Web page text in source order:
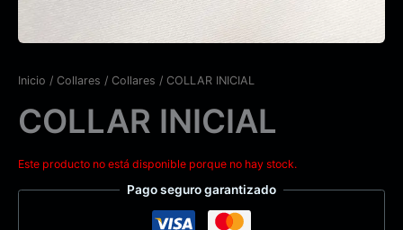
Inicio / Collares / Collares / COLLAR INICIAL
COLLAR INICIAL
Este producto no está disponible porque no hay stock.
Pago seguro garantizado